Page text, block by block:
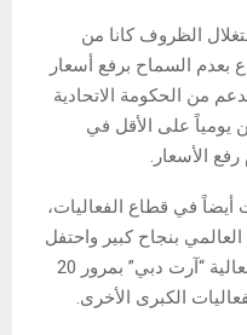
الظروف كانا من
بعدم السماح برفع أسعار
من الحكومة الاتحادية
يومياً على الأقل في
الأسعار.
أيضاً في قطاع الفعاليات،
بنجاح كبير واحتفل
بذكرى مرور 30 عاماً، كما احتفلت فعالية “آرت دبي” بمرور 20
الكبرى الأخرى.